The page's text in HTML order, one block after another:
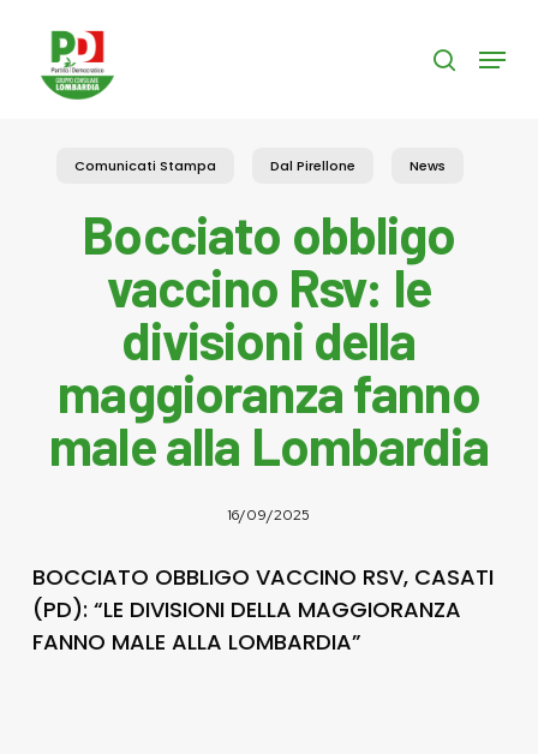
content
search
Menu
Comunicati Stampa Dal Pirellone News
Bocciato obbligo
vaccino Rsv: le
divisioni della
maggioranza fanno
male alla Lombardia
16/09/2025
BOCCIATO OBBLIGO VACCINO RSV, CASATI
(PD): “LE DIVISIONI DELLA MAGGIORANZA
FANNO MALE ALLA LOMBARDIA”